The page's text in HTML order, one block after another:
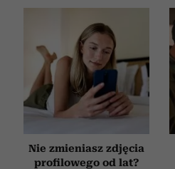
Nie zmieniasz zdjęcia
profilowego od lat?